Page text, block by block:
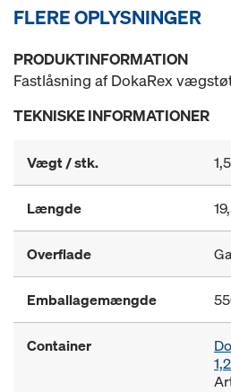
FLERE OPLYSNINGER
PRODUKTINFORMATION
Fastlåsning af DokaRex
TEKNISKE INFORMATIONER
Vægt / stk.
Længde
Overflade
Emballagemængde
Container